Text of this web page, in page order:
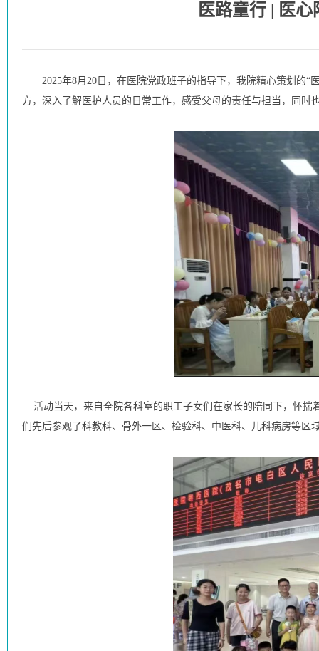
医路童行 | 医
2025年8月20日，在医院党政班子的指导下，我院精心策划的“
方，深入了解医护人员的日常工作，感受父母的责任与担当，同
活动当天，来自全院各科室的职工子女们在家长的陪同下，怀揣
们先后参观了科教科、骨外一区、检验科、中医科、儿科病房等区